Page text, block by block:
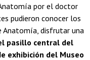
por el doctor
pudieron conocer los
disfrutar una
pasillo central del
exhibición del Museo